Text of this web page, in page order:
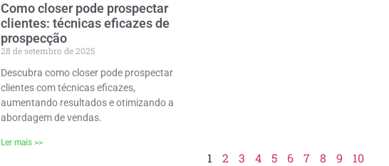
Como closer pode prospectar
clientes: técnicas eficazes de
prospecção
28 de setembro de 2025
Descubra como closer pode prospectar
clientes com técnicas eficazes,
aumentando resultados e otimizando a
abordagem de vendas.
Ler mais >>
1 2 3 4 5 6 7 8 9 10